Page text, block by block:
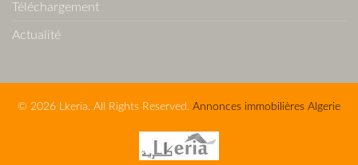
Téléchargement
Actualité
© 2026 Lkeria. All Rights Reserved. Annonces immobilières Algerie